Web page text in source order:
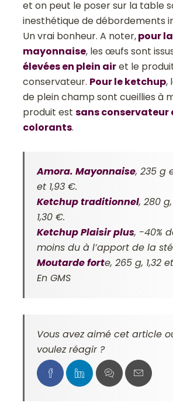
et on peut le poser sur la table
inesthétique de débordements
Un vrai bonheur. A noter,pour la
mayonnaise, les œufs sont
élevées en plein airet le
conservateur. Pour le ketchup,
de plein champ sont cueillies à
produit estsans conservateur
colorants.
Amora. Mayonnaise, 235 g
et 1,93 €.
Ketchup traditionnel, 280
1,30 €.
Ketchup Plaisir plus, -40%
moins du à l’apport de la
Moutarde forte, 265 g, 1,32
En GMS
Vous avez aimé cet article
voulez réagir ?